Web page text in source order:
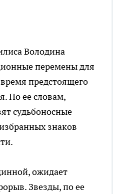
Володина
перемены для
предстоящего
По ее словам,
судьбоносные
знаков
ожидает
Звезды, по ее